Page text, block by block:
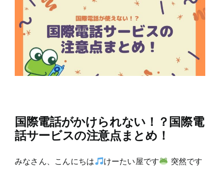
国際電話がかけられない！？国際電
話サービスの注意点まとめ！
みなさん、こんにちは けーたい屋です
突然です